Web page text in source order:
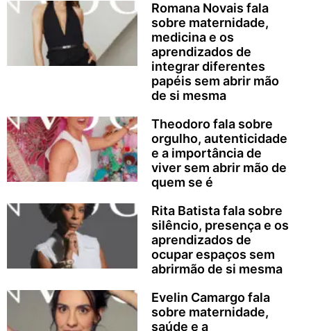
Romana Novais fala
sobre maternidade,
medicina e os
aprendizados de
integrar diferentes
papéis sem abrir mão
de si mesma
Theodoro fala sobre
orgulho, autenticidade
e a importância de
viver sem abrir mão de
quem se é
Rita Batista fala sobre
silêncio, presença e os
aprendizados de
ocupar espaços sem
abrirmão de si mesma
Evelin Camargo fala
sobre maternidade,
saúde e a